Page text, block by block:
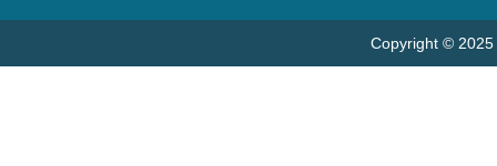
Copyright © 2025